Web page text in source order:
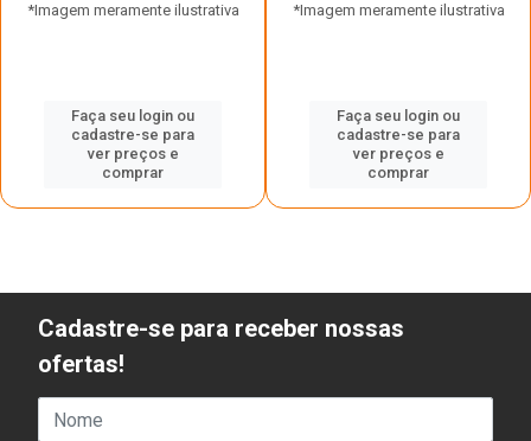
*Imagem meramente ilustrativa
Faça seu login ou
cadastre-se para
ver preços e
comprar
*Imagem meramente ilustrativa
Faça seu login ou
cadastre-se para
ver preços e
comprar
Cadastre-se para receber nossas
ofertas!